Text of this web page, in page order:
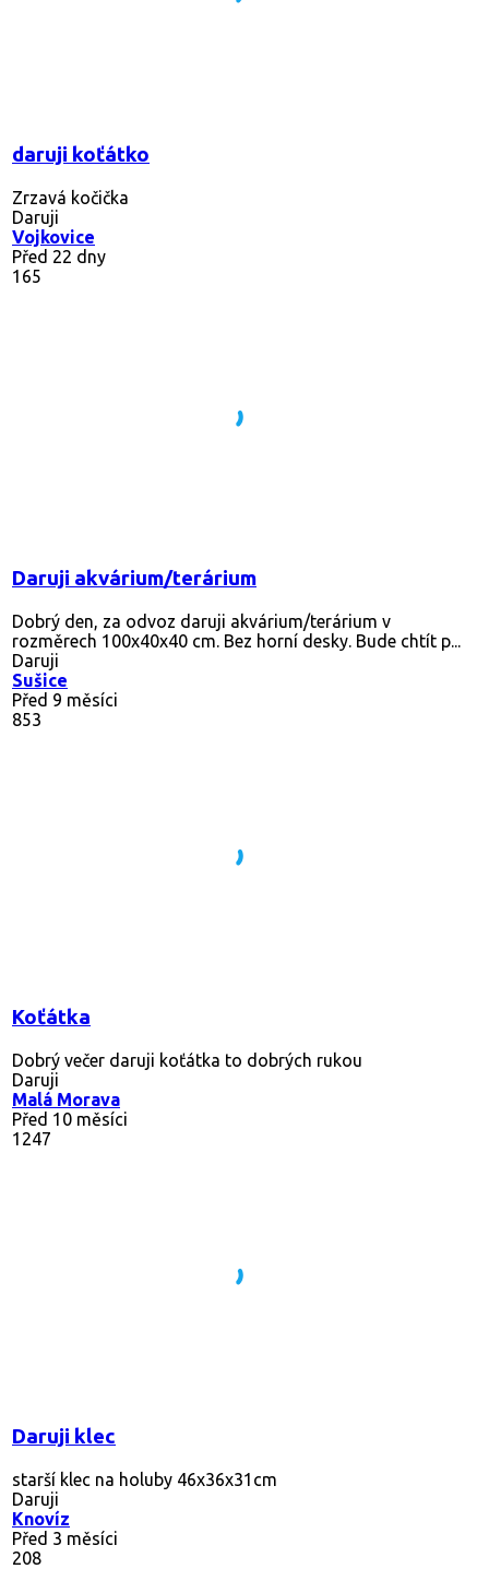
daruji koťátko
Zrzavá kočička
Daruji
Vojkovice
Před 22 dny
165
Daruji akvárium/terárium
Dobrý den, za odvoz daruji akvárium/terárium v
rozměrech 100x40x40 cm. Bez horní desky. Bude chtít p...
Daruji
Sušice
Před 9 měsíci
853
Koťátka
Dobrý večer daruji koťátka to dobrých rukou
Daruji
Malá Morava
Před 10 měsíci
1247
Daruji klec
starší klec na holuby 46x36x31cm
Daruji
Knovíz
Před 3 měsíci
208